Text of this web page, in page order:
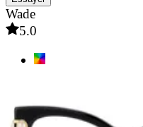
Wade
5.0